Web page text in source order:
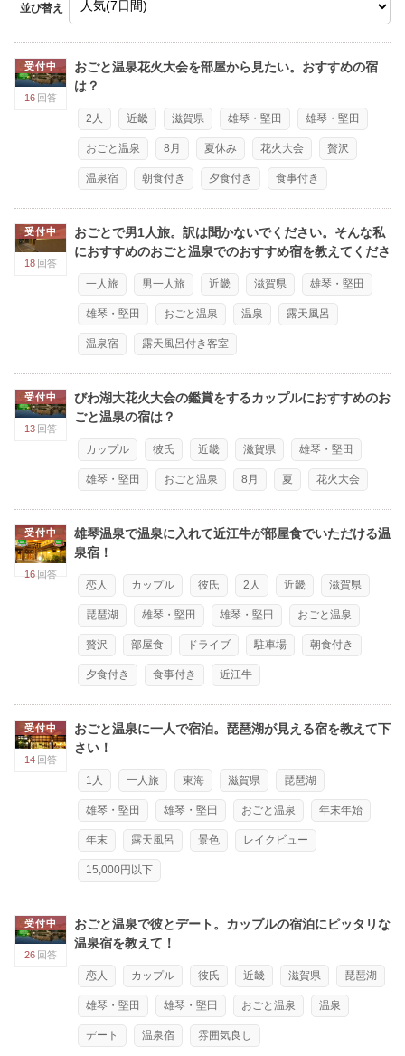
並び替え
受付中
16 回答
おごと温泉花火大会を部屋から見たい。おすすめの宿
は？
2人 近畿 滋賀県 雄琴・堅田 雄琴・堅田
おごと温泉 8月 夏休み 花火大会 贅沢
温泉宿 朝食付き 夕食付き 食事付き
受付中
18 回答
おごとで男1人旅。訳は聞かないでください。そんな私
におすすめのおごと温泉でのおすすめ宿を教えてくださ
い。
一人旅 男一人旅 近畿 滋賀県 雄琴・堅田
雄琴・堅田 おごと温泉 温泉 露天風呂
温泉宿 露天風呂付き客室
受付中
13 回答
びわ湖大花火大会の鑑賞をするカップルにおすすめのお
ごと温泉の宿は？
カップル 彼氏 近畿 滋賀県 雄琴・堅田
雄琴・堅田 おごと温泉 8月 夏 花火大会
受付中
16 回答
雄琴温泉で温泉に入れて近江牛が部屋食でいただける温
泉宿！
恋人 カップル 彼氏 2人 近畿 滋賀県
琵琶湖 雄琴・堅田 雄琴・堅田 おごと温泉
贅沢 部屋食 ドライブ 駐車場 朝食付き
夕食付き 食事付き 近江牛
受付中
14 回答
おごと温泉に一人で宿泊。琵琶湖が見える宿を教えて下
さい！
1人 一人旅 東海 滋賀県 琵琶湖
雄琴・堅田 雄琴・堅田 おごと温泉 年末年始
年末 露天風呂 景色 レイクビュー
15,000円以下
受付中
26 回答
おごと温泉で彼とデート。カップルの宿泊にピッタリな
温泉宿を教えて！
恋人 カップル 彼氏 近畿 滋賀県 琵琶湖
雄琴・堅田 雄琴・堅田 おごと温泉 温泉
デート 温泉宿 雰囲気良し